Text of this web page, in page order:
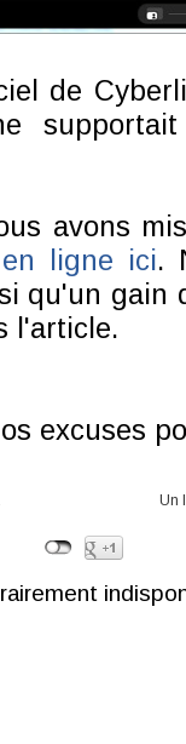
de
supportait
avons
ligne ici.
qu'un gain
l'article.
excuses
Un